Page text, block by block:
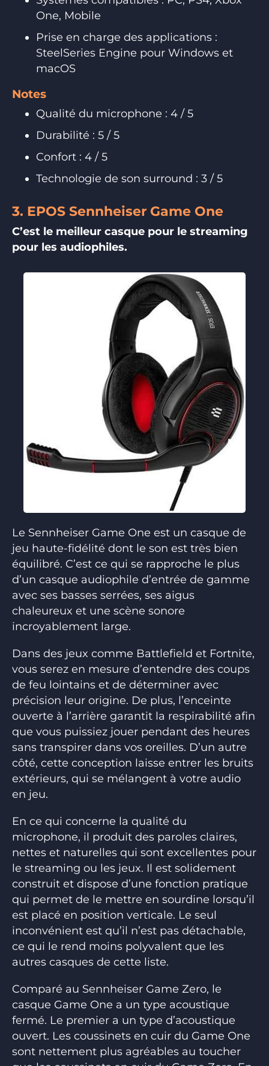
One, Mobile
Prise en charge des applications :
SteelSeries Engine pour Windows et
macOS
Notes
Qualité du microphone : 4 / 5
Durabilité : 5 / 5
Confort : 4 / 5
Technologie de son surround : 3 / 5
3. EPOS Sennheiser Game One
C’est le meilleur casque pour le streaming
pour les audiophiles.
Le Sennheiser Game One est un casque de
jeu haute-fidélité dont le son est très bien
équilibré. C’est ce qui se rapproche le plus
d’un casque audiophile d’entrée de gamme
avec ses basses serrées, ses aigus
chaleureux et une scène sonore
incroyablement large.
Dans des jeux comme Battlefield et Fortnite,
vous serez en mesure d’entendre des coups
de feu lointains et de déterminer avec
précision leur origine. De plus, l’enceinte
ouverte à l’arrière garantit la respirabilité afin
que vous puissiez jouer pendant des heures
sans transpirer dans vos oreilles. D’un autre
côté, cette conception laisse entrer les bruits
extérieurs, qui se mélangent à votre audio
en jeu.
En ce qui concerne la qualité du
microphone, il produit des paroles claires,
nettes et naturelles qui sont excellentes pour
le streaming ou les jeux. Il est solidement
construit et dispose d’une fonction pratique
qui permet de le mettre en sourdine lorsqu’il
est placé en position verticale. Le seul
inconvénient est qu’il n’est pas détachable,
ce qui le rend moins polyvalent que les
autres casques de cette liste.
Comparé au Sennheiser Game Zero, le
casque Game One a un type acoustique
fermé. Le premier a un type d’acoustique
ouvert. Les coussinets en cuir du Game One
sont nettement plus agréables au toucher